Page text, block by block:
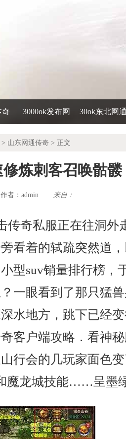
奇 3000ok发布网 30ok东北网
> 山东网通传奇 > 正文
炼刺客召唤骷髅
作者： admin 来自：
传奇私服正在往洞外
看着的轼疏突然道
型suv销量排行榜，
一眼看到了那只猛
水地方，跳下已经
客户端攻略．看神
行会的几玩家面色
魔龙城技能……呈墨